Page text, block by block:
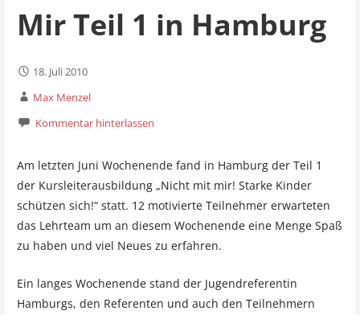
Mir Teil 1 in Hamburg
18. Juli 2010
Max Menzel
Kommentar hinterlassen
Am letzten Juni Wochenende fand in Hamburg der Teil 1
der Kursleiterausbildung „Nicht mit mir! Starke Kinder
schützen sich!“ statt. 12 motivierte Teilnehmer erwarteten
das Lehrteam um an diesem Wochenende eine Menge Spaß
zu haben und viel Neues zu erfahren.
Ein langes Wochenende stand der Jugendreferentin
Hamburgs, den Referenten und auch den Teilnehmern